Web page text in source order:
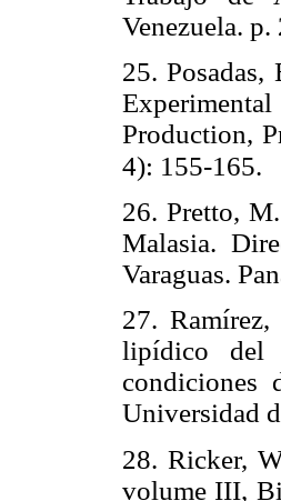
Venezuela. p.
25.
Production,
4): 155-165.
26. Pretto,
Malasia.
Varaguas.
27.
lipídico del
condiciones
Universidad
28. Ricker,
volume III,